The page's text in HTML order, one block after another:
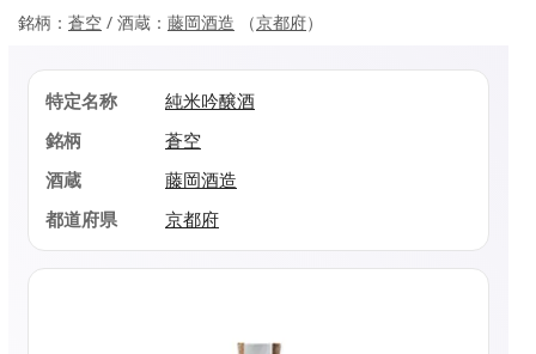
銘柄： 蒼空 / 酒蔵： 藤岡酒造 （京都府）
特定名称
純米吟醸酒
銘柄
蒼空
酒蔵
藤岡酒造
都道府県
京都府